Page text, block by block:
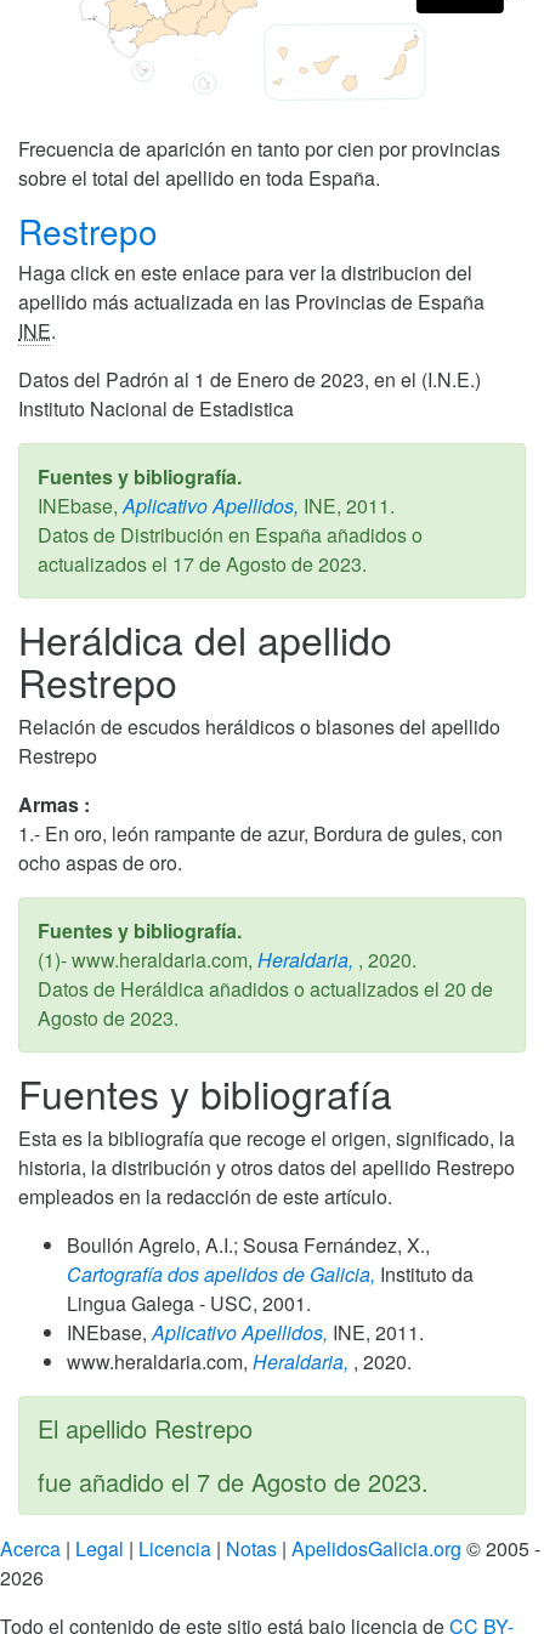
Frecuencia de aparición en tanto por cien por provincias
sobre el total del apellido en toda España.
Restrepo
Haga click en este enlace para ver la distribucion del
apellido más actualizada en las Provincias de España
INE.
Datos del Padrón al 1 de Enero de 2023, en el (I.N.E.)
Instituto Nacional de Estadistica
Fuentes y bibliografía.
INEbase, Aplicativo Apellidos, INE, 2011.
Datos de Distribución en España añadidos o
actualizados el 17 de Agosto de 2023.
Heráldica del apellido
Restrepo
Relación de escudos heráldicos o blasones del apellido
Restrepo
Armas :
1.- En oro, león rampante de azur, Bordura de gules, con
ocho aspas de oro.
Fuentes y bibliografía.
(1)- www.heraldaria.com, Heraldaria, , 2020.
Datos de Heráldica añadidos o actualizados el 20 de
Agosto de 2023.
Fuentes y bibliografía
Esta es la bibliografía que recoge el origen, significado, la
historia, la distribución y otros datos del apellido Restrepo
empleados en la redacción de este artículo.
Boullón Agrelo, A.I.; Sousa Fernández, X.,
Cartografía dos apelidos de Galicia, Instituto da
Lingua Galega - USC, 2001.
INEbase, Aplicativo Apellidos, INE, 2011.
www.heraldaria.com, Heraldaria, , 2020.
El apellido Restrepo
fue añadido el 7 de Agosto de 2023.
Acerca | Legal | Licencia | Notas | ApelidosGalicia.org © 2005 -
2026
Todo el contenido de este sitio está bajo licencia deCC BY-